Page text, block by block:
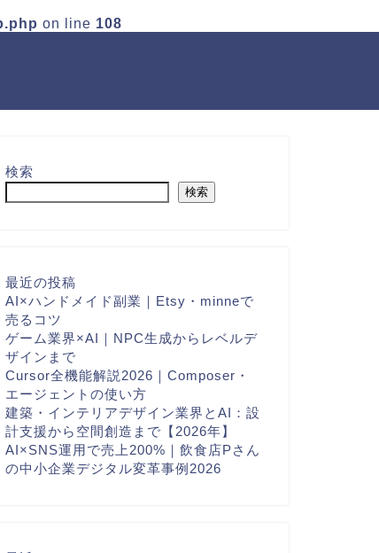
on line 108
検索
検索
最近の投稿
AI×ハンドメイド副業｜Etsy・minneで
売るコツ
ゲーム業界×AI｜NPC生成からレベルデ
ザインまで
Cursor全機能解説2026｜Composer・
エージェントの使い方
建築・インテリアデザイン業界とAI：設
計支援から空間創造まで【2026年】
AI×SNS運用で売上200%｜飲食店Pさん
の中小企業デジタル変革事例2026